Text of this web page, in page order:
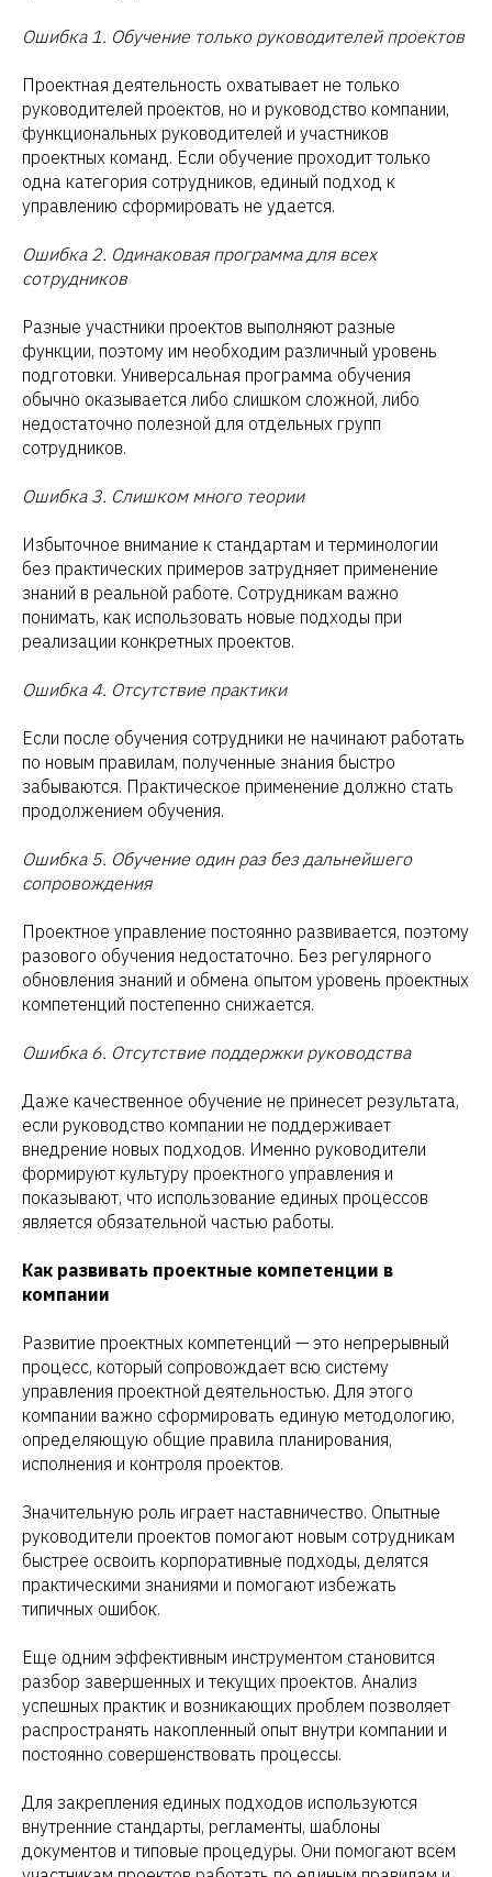
Ошибка 1. Обучение только руководителей проектов
Проектная деятельность охватывает не только
руководителей проектов, но и руководство компании,
функциональных руководителей и участников
проектных команд. Если обучение проходит только
одна категория сотрудников, единый подход к
управлению сформировать не удается.
Ошибка 2. Одинаковая программа для всех
сотрудников
Разные участники проектов выполняют разные
функции, поэтому им необходим различный уровень
подготовки. Универсальная программа обучения
обычно оказывается либо слишком сложной, либо
недостаточно полезной для отдельных групп
сотрудников.
Ошибка 3. Слишком много теории
Избыточное внимание к стандартам и терминологии
без практических примеров затрудняет применение
знаний в реальной работе. Сотрудникам важно
понимать, как использовать новые подходы при
реализации конкретных проектов.
Ошибка 4. Отсутствие практики
Если после обучения сотрудники не начинают работать
по новым правилам, полученные знания быстро
забываются. Практическое применение должно стать
продолжением обучения.
Ошибка 5. Обучение один раз без дальнейшего
сопровождения
Проектное управление постоянно развивается, поэтому
разового обучения недостаточно. Без регулярного
обновления знаний и обмена опытом уровень проектных
компетенций постепенно снижается.
Ошибка 6. Отсутствие поддержки руководства
Даже качественное обучение не принесет результата,
если руководство компании не поддерживает
внедрение новых подходов. Именно руководители
формируют культуру проектного управления и
показывают, что использование единых процессов
является обязательной частью работы.
Как развивать проектные компетенции в
компании
Развитие проектных компетенций — это непрерывный
процесс, который сопровождает всю систему
управления проектной деятельностью. Для этого
компании важно сформировать единую методологию,
определяющую общие правила планирования,
исполнения и контроля проектов.
Значительную роль играет наставничество. Опытные
руководители проектов помогают новым сотрудникам
быстрее освоить корпоративные подходы, делятся
практическими знаниями и помогают избежать
типичных ошибок.
Еще одним эффективным инструментом становится
разбор завершенных и текущих проектов. Анализ
успешных практик и возникающих проблем позволяет
распространять накопленный опыт внутри компании и
постоянно совершенствовать процессы.
Для закрепления единых подходов используются
внутренние стандарты, регламенты, шаблоны
документов и типовые процедуры. Они помогают всем